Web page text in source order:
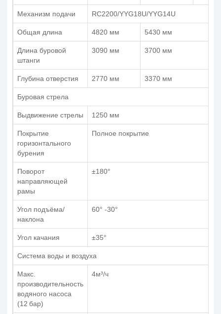
Механизм подачи RC2200/YYG18U/YYG14U
Общая длина 4820 мм 5430 мм
Длина буровой
штанги
3090 мм 3700 мм
Глубина отверстия 2770 мм 3370 мм
Буровая стрела
Выдвижение стрелы 1250 мм
Покрытие
горизонтального
бурения
Полное покрытие
Поворот
направляющей
рамы
±180°
Угол подъёма/
наклона
60° -30°
Угол качания ±35°
Система воды и воздуха
Макс.
производительность
водяного насоса
(12 бар)
4м³/ч